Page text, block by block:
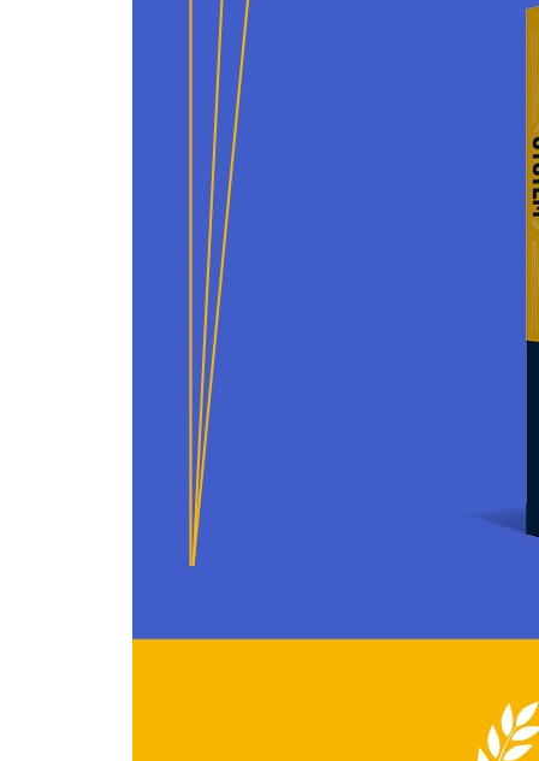
06. 포기하지 마라
07. JUST DO IT
마치며 당신만의 시스템을 기대하며